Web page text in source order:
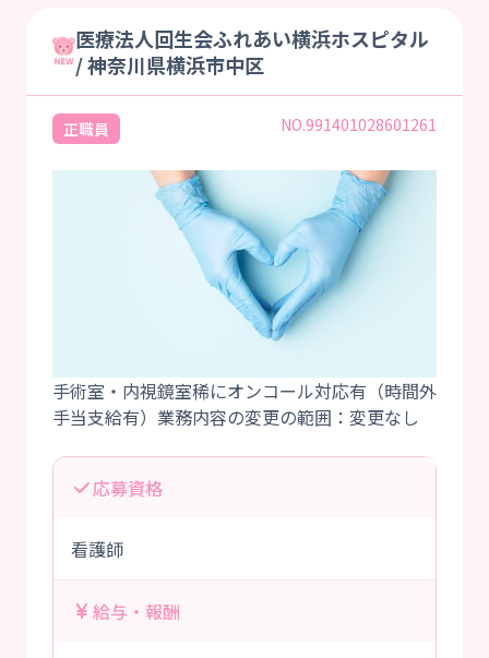
医療法人回生会ふれあい横浜ホスピタル
/ 神奈川県横浜市中区
正職員 NO.991401028601261
手術室・内視鏡室稀にオンコール対応有（時間外
応募資格
看護師
給与・報酬